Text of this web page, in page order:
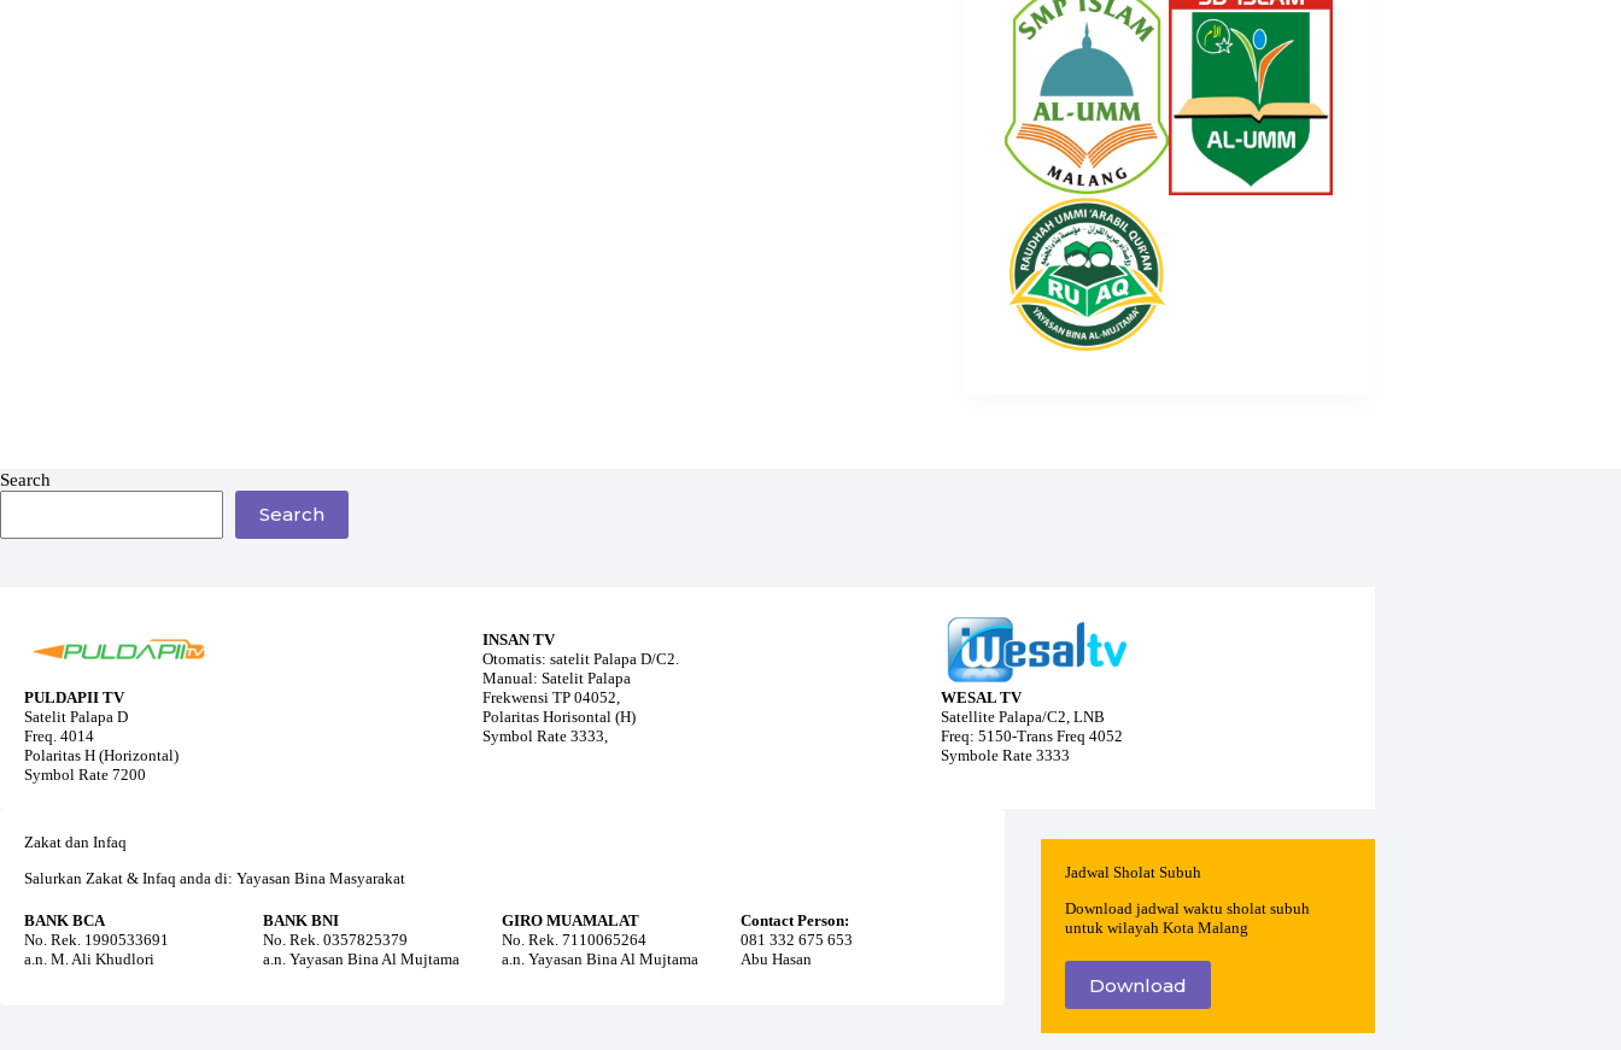
Search
Search
PULDAPII TV
Satelit Palapa D
Freq. 4014
Polaritas H (Horizontal)
Symbol Rate 7200
INSAN TV
Otomatis: satelit Palapa D/C2.
Manual: Satelit Palapa
Frekwensi TP 04052,
Polaritas Horisontal (H)
Symbol Rate 3333,
WESAL TV
Satellite Palapa/C2, LNB
Freq: 5150-Trans Freq 4052
Symbole Rate 3333
Zakat dan Infaq
Salurkan Zakat & Infaq anda di: Yayasan Bina Masyarakat
BANK BCA
No. Rek. 1990533691
a.n. M. Ali Khudlori
BANK BNI
No. Rek. 0357825379
a.n. Yayasan Bina Al Mujtama
GIRO MUAMALAT
No. Rek. 7110065264
a.n. Yayasan Bina Al Mujtama
Contact Person:
081 332 675 653
Abu Hasan
Jadwal Sholat Subuh
Download jadwal waktu sholat subuh
untuk wilayah Kota Malang
Download